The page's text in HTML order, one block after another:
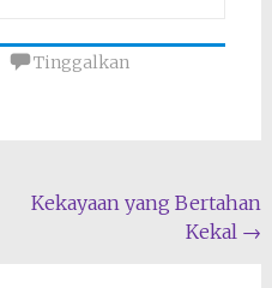
Tinggalkan
Kekayaan yang Bertahan
Kekal →